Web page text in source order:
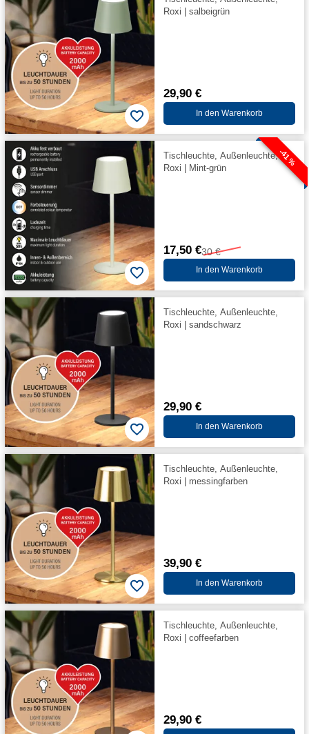
Roxi | salbeigrün
29,90 €
In den Warenkorb
-41 %
Tischleuchte, Außenleuchte,
Roxi | Mint-grün
17,50 €30 €
In den Warenkorb
Tischleuchte, Außenleuchte,
Roxi | sandschwarz
29,90 €
In den Warenkorb
Tischleuchte, Außenleuchte,
Roxi | messingfarben
39,90 €
In den Warenkorb
Tischleuchte, Außenleuchte,
Roxi | coffeefarben
29,90 €